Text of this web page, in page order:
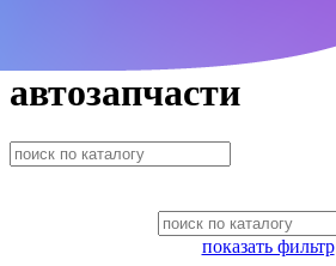
автозапчасти
показать фильтр